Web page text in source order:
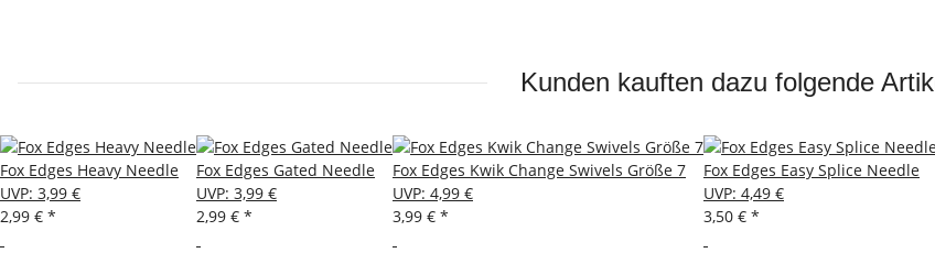
Kunden kauften dazu folgende
Fox Edges Heavy Needle
UVP: 3,99 €
2,99 € *
Fox Edges Gated Needle
UVP: 3,99 €
2,99 € *
Fox Edges Kwik Change Swivels Größe 7
UVP: 4,99 €
3,99 € *
Fox Edges Easy Splice Needle
UVP: 4,49 €
3,50 € *